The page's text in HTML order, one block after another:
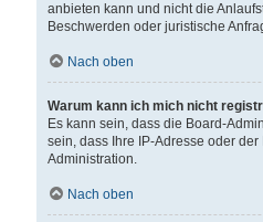
anbieten kann und nicht die
Beschwerden oder juristische
Nach oben
Warum kann ich mich nicht
Es kann sein, dass die Board-
sein, dass Ihre IP-Adresse oder
Administration.
Nach oben